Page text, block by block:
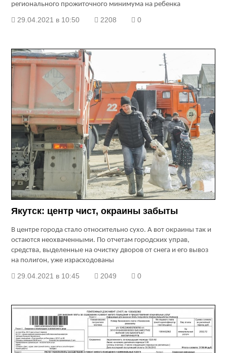
регионального прожиточного минимума на ребенка
29.04.2021 в 10:50 2208 0
Якутск: центр чист, окраины забыты
В центре города стало относительно сухо. А вот окраины так и
остаются неохваченными. По отчетам городских управ,
средства, выделенные на очистку дворов от снега и его вывоз
на полигон, уже израсходованы
29.04.2021 в 10:45 2049 0